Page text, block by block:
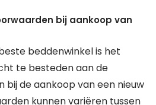
bij aankoop van
beddenwinkel is het
te besteden aan de
de aankoop van een nieuw
kunnen variëren tussen